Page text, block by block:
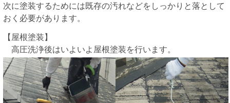
次に塗装するためには既存の汚れなどをしっかりと落として
おく必要があります。
【屋根塗装】
高圧洗浄後はいよいよ屋根塗装を行います。